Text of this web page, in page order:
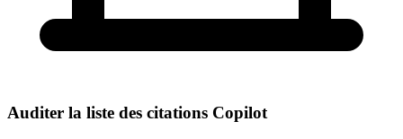
Auditer la liste des citations Copilot